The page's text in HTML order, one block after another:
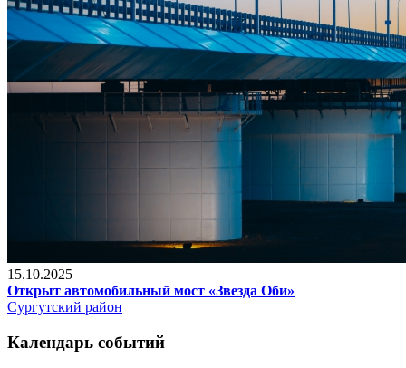
15.10.2025
Открыт автомобильный мост «Звезда Оби»
Сургутский район
Календарь событий